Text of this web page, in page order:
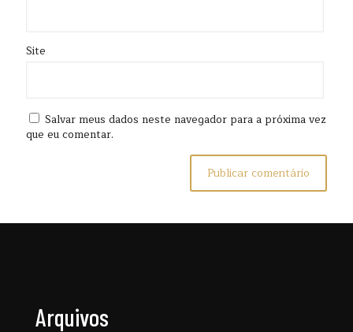
Site
Salvar meus dados neste navegador para a próxima vez
que eu comentar.
Arquivos